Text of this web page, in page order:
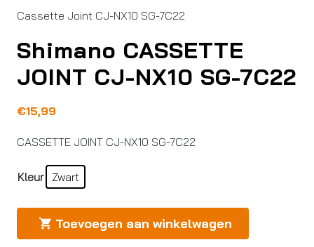
Cassette Joint CJ-NX10 SG-7C22
Shimano CASSETTE
JOINT CJ-NX10 SG-7C22
€15,99
CASSETTE JOINT CJ-NX10 SG-7C22
Kleur Zwart
Toevoegen aan winkelwagen